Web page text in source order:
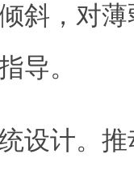
斜，对
导。
设计。